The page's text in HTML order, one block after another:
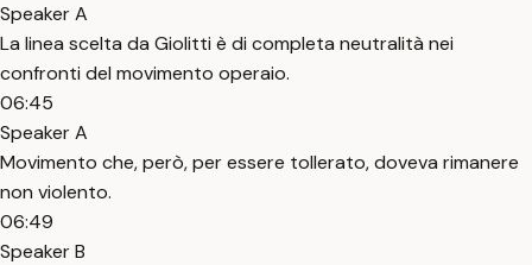
Speaker A
La linea scelta da Giolitti è di completa neutralità nei
confronti del movimento operaio.
06:45
Speaker A
Movimento che, però, per essere tollerato, doveva rimanere
non violento.
06:49
Speaker B